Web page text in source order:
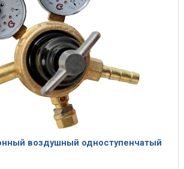
воздушный одноступенчатый